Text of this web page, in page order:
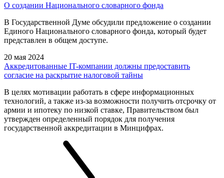
О создании Национального словарного фонда
В Государственной Думе обсудили предложение о создании
Единого Национального словарного фонда, который будет
представлен в общем доступе.
20 мая 2024
Аккредитованные IT-компании должны предоставить
согласие на раскрытие налоговой тайны
В целях мотивации работать в сфере информационных
технологий, а также из-за возможности получить отсрочку от
армии и ипотеку по низкой ставке, Правительством был
утвержден определенный порядок для получения
государственной аккредитации в Минцифрах.